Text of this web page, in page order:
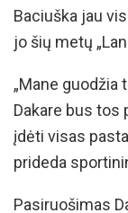
Baciuška jau
jo šių metų
„Mane guodžia
Dakare bus tos
įdėti visas
prideda
Pasiruošimas